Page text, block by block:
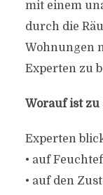
mit einem
durch die
Wohnungen
Experten zu
Worauf ist zu
Experten
• auf
• auf den